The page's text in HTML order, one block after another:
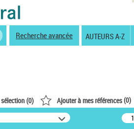
Recherche avancée AUTEURS A-Z
(0) Ajouter à mes références(0)